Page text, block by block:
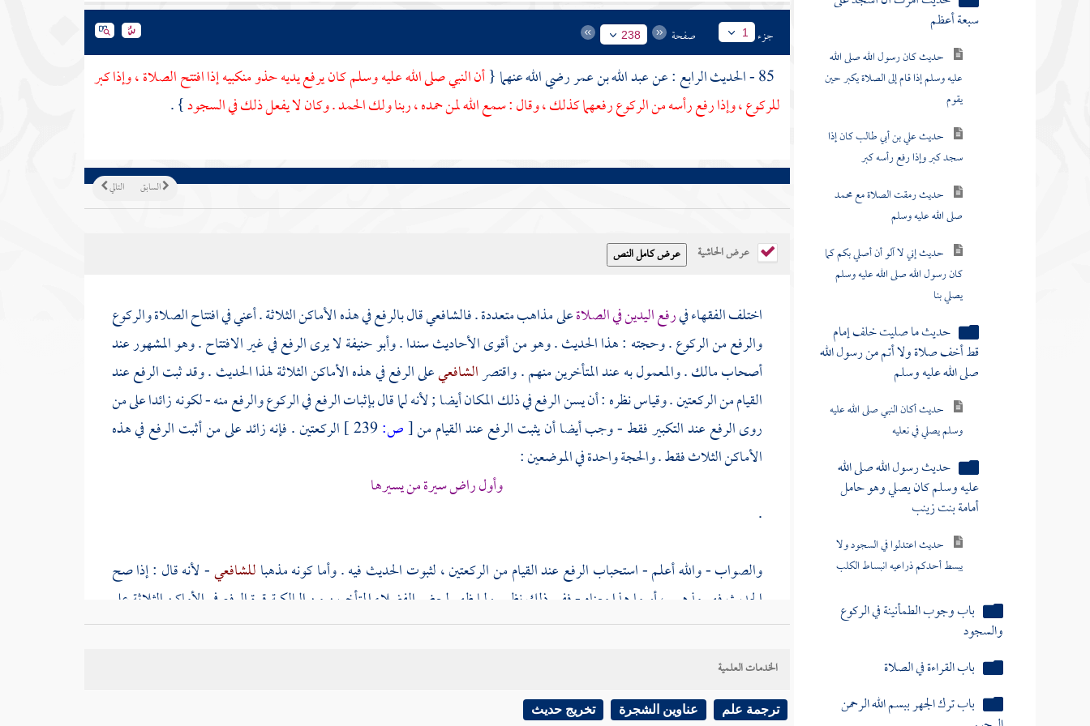
حديث كان رسول الله صلى الله
عليه وسلم إذا قام إلى الصلاة يكبر حين
يقوم
سجد كبر وإذا رفع رأسه كبر
حديث رمقت الصلاة مع محمد
صلى الله عليه وسلم
حديث إني لا آلو أن أصلي بكم كما
كان رسول الله صلى الله عليه وسلم
يصلي بنا
حديث ما صليت خلف إمام
قط أخف صلاة ولا أتم من رسول الله
صلى الله عليه وسلم
حديث أكان النبي صلى الله عليه
وسلم يصلي في نعليه
حديث رسول الله صلى الله
عليه وسلم كان يصلي وهو حامل
أمامة بنت زينب
حديث اعتدلوا في السجود ولا
يبسط أحدكم ذراعيه انبساط الكلب
والسجود
باب القراءة في الصلاة
باب ترك الجهر ببسم الله الرحمن
الرحيم
جزء 1 صفحة 238
عبد الله بن عمررضي الله عنهما {أن النبي صلى الله عليه وسلم كان يرفع يديه حذو منكبيه إذا افتتح الصلاة ، وإذا كبر
للركوع ، وإذا رفع رأسه من الركوع رفعهما كذلك ، وقال : سمع الله لمن حمده ، ربنا ولك الحمد . وكان لا يفعل ذلك في السجود} .
التالي السابق
عرض الحاشية
اختلف الفقهاء فيرفع اليدين في الصلاةعلى مذاهب متعددة .فالشافعيقال بالرفع في هذه الأماكن الثلاثة . أعني في افتتاح الصلاة والركوع
والرفع من الركوع . وحجته : هذا الحديث . وهو من أقوى الأحاديث سندا .وأبو حنيفةلا يرى الرفع في غير الافتتاح . وهو المشهور عند
أصحابمالك. والمعمول به عند المتأخرين منهم . واقتصرالشافعيعلى الرفع في هذه الأماكن الثلاثة لهذا الحديث . وقد ثبت الرفع عند
القيام من الركعتين . وقياس نظره : أن يسن الرفع في ذلك المكان أيضا ; لأنه لما قال بإثبات الرفع في الركوع والرفع منه - لكونه زائدا على من
روى الرفع عند التكبير فقط - وجب أيضا أن يثبت الرفع عند القيام من[ص:239 ]
الركعتين . فإنه زائد على من أثبت الرفع في هذه
الأماكن الثلاث فقط . والحجة واحدة في الموضعين :
وأول راض سيرة من يسيرها
.
والصواب - والله أعلم - استحباب الرفع عند القيام من الركعتين ، لثبوت الحديث فيه . وأما كونه مذهباللشافعي- لأنه قال : إذا صح
الحديث فهو مذهبي ، أو ما هذا معناه - ففي ذلك نظر . ولما ظهر لبعض الفضلاء المتأخرين من المالكية قوة الرفع في الأماكن الثلاثة على
حديثابن عمر: اعتذر عن تركه في بلاده فقال : وقد ثبت عن النبي صلى الله عليه وسلم أنه رفع يديه فيهما - أي في الركوع والرفع منه - ثبوتا
لا مرد له صحة ، فلا وجه للعدول عنه ، إلا أن في بلادنا هذه يستحب للعالم تركه ; لأنه إن فعله نسب إلى البدعة ، وتأذى في عرضه ، وربما
الخدمات العلمية
ترجمة علم عناوين الشجرة تخريج حديث